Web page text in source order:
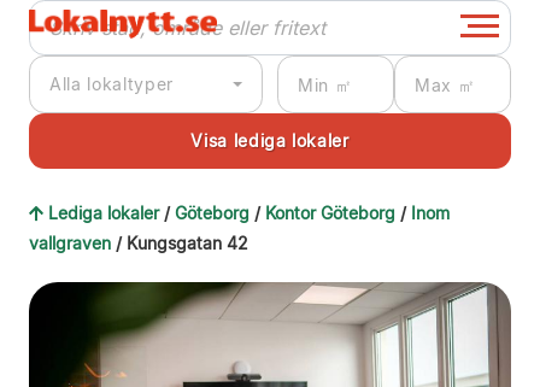
Alla lokaltyper
Lediga lokaler /Göteborg / Kontor Göteborg / Inom
vallgraven / Kungsgatan 42